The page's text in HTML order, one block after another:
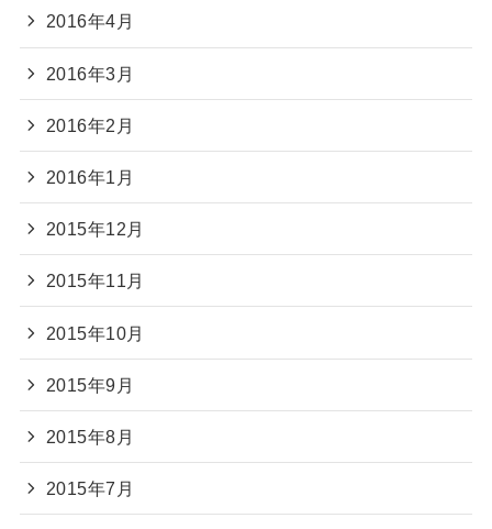
2016年4月
2016年3月
2016年2月
2016年1月
2015年12月
2015年11月
2015年10月
2015年9月
2015年8月
2015年7月